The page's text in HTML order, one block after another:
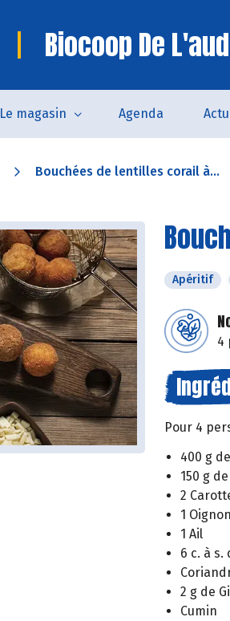
Biocoop De
Le magasin Agenda
Bouchées de lentilles corail à...
Apéritif
4
Pour 4
400 g
150 g
2
1 Oignon
1 Ail
6 c. à s.
2 g de
Cumin